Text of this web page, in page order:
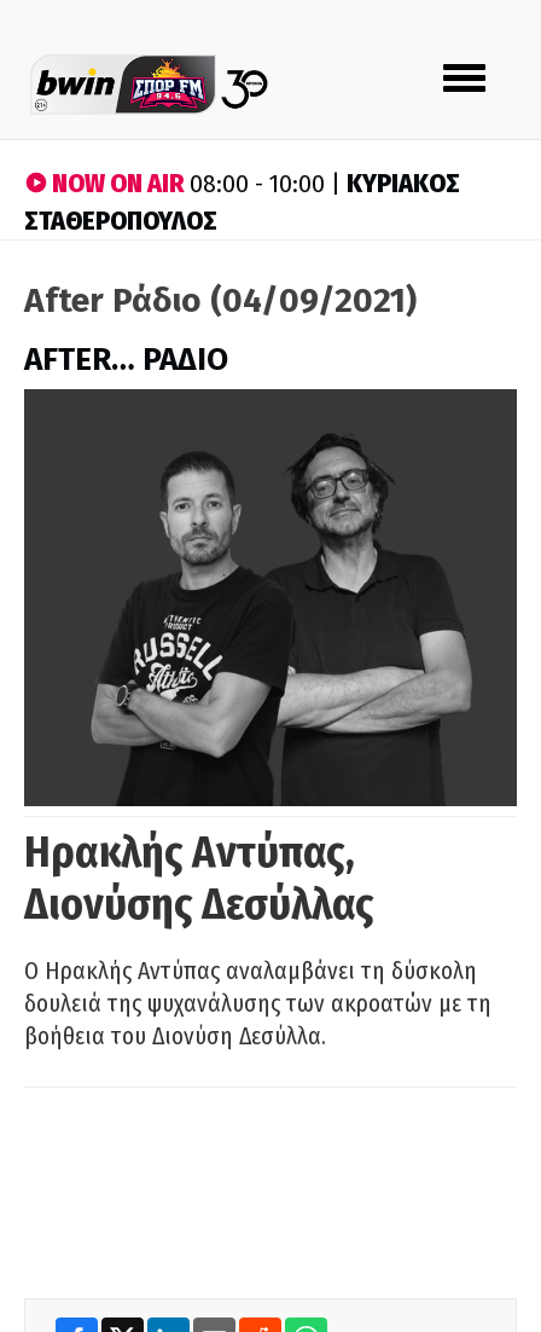
Toggle
navigation
NOW ON AIR08:00 - 10:00 | ΚΥΡΙΑΚΟΣ
ΣΤΑΘΕΡΟΠΟΥΛΟΣ
After Ράδιο (04/09/2021)
AFTER… ΡΑΔΙΟ
Ηρακλής Αντύπας,
Διονύσης Δεσύλλας
Ο Ηρακλής Αντύπας αναλαμβάνει τη δύσκολη
δουλειά της ψυχανάλυσης των ακροατών με τη
βοήθεια του Διονύση Δεσύλλα.